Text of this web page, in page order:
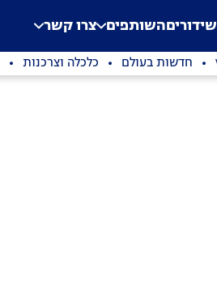
השותפים צרו קשר
חדשות בעולם כלכלה וצרכנות